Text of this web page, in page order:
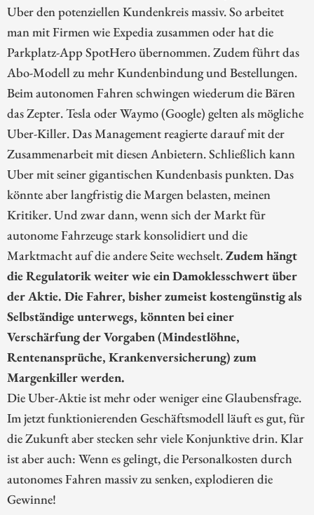
Uber den potenziellen Kundenkreis massiv. So arbeitet
man mit Firmen wie Expedia zusammen oder hat die
Parkplatz-App SpotHero übernommen. Zudem führt das
Abo-Modell zu mehr Kundenbindung und Bestellungen.
Beim autonomen Fahren schwingen wiederum die Bären
das Zepter. Tesla oder Waymo (Google) gelten als mögliche
Uber-Killer. Das Management reagierte darauf mit der
Zusammenarbeit mit diesen Anbietern. Schließlich kann
Uber mit seiner gigantischen Kundenbasis punkten. Das
könnte aber langfristig die Margen belasten, meinen
Kritiker. Und zwar dann, wenn sich der Markt für
autonome Fahrzeuge stark konsolidiert und die
Marktmacht auf die andere Seite wechselt.Zudem hängt
die Regulatorik weiter wie ein Damoklesschwert über
der Aktie. Die Fahrer, bisher zumeist kostengünstig als
Selbständige unterwegs, könnten bei einer
Verschärfung der Vorgaben (Mindestlöhne,
Rentenansprüche, Krankenversicherung) zum
Margenkiller werden.
Die Uber-Aktie ist mehr oder weniger eine Glaubensfrage.
Im jetzt funktionierenden Geschäftsmodell läuft es gut, für
die Zukunft aber stecken sehr viele Konjunktive drin. Klar
ist aber auch: Wenn es gelingt, die Personalkosten durch
autonomes Fahren massiv zu senken, explodieren die
Gewinne!